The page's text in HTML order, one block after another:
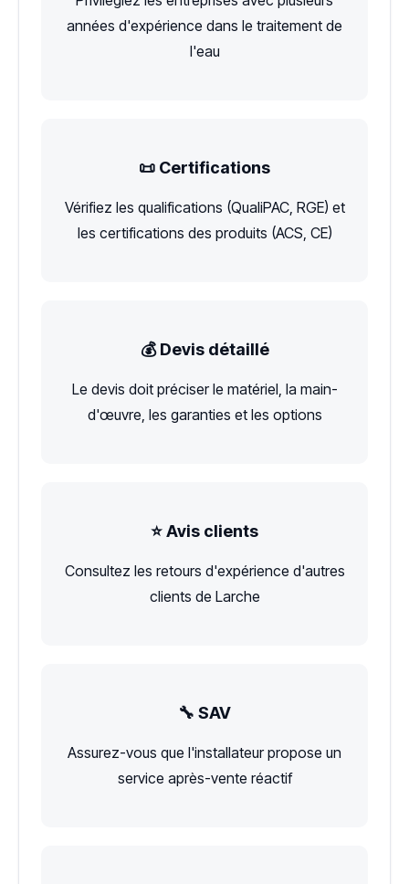
années d'expérience dans le traitement de
l'eau
📜 Certifications
Vérifiez les qualifications (QualiPAC, RGE) et
les certifications des produits (ACS, CE)
💰 Devis détaillé
Le devis doit préciser le matériel, la main-
d'œuvre, les garanties et les options
⭐ Avis clients
Consultez les retours d'expérience d'autres
clients de Larche
🔧 SAV
Assurez-vous que l'installateur propose un
service après-vente réactif